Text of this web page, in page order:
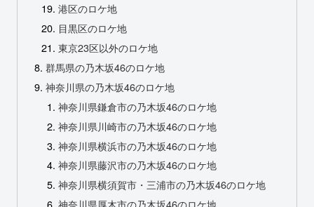
港区のロケ地
目黒区のロケ地
東京23区以外のロケ地
群馬県の乃木坂46のロケ地
神奈川県の乃木坂46のロケ地
神奈川県鎌倉市の乃木坂46のロケ地
神奈川県川崎市の乃木坂46のロケ地
神奈川県横浜市の乃木坂46のロケ地
神奈川県藤沢市の乃木坂46のロケ地
神奈川県横須賀市・三浦市の乃木坂46のロケ地
神奈川県厚木市の乃木坂46のロケ地